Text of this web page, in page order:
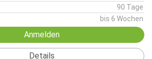
90 Tage
bis 6 Wochen
Anmelden
Details